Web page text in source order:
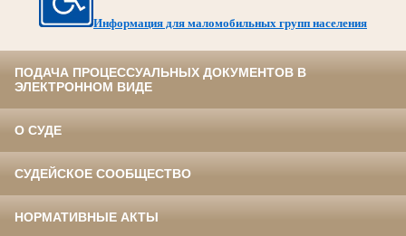
Информация для маломобильных групп населения
ПОДАЧА ПРОЦЕССУАЛЬНЫХ ДОКУМЕНТОВ В
ЭЛЕКТРОННОМ ВИДЕ
О СУДЕ
СУДЕЙСКОЕ СООБЩЕСТВО
НОРМАТИВНЫЕ АКТЫ